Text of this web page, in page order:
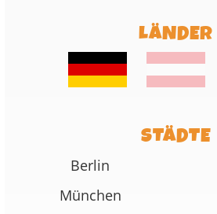
LÄNDER
STÄDTE
Berlin
München